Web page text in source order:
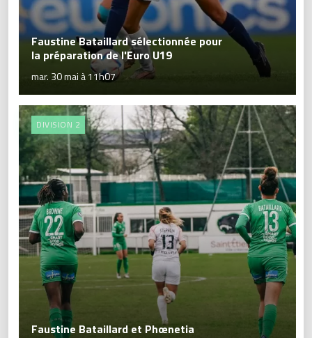
Faustine Bataillard sélectionnée pour
la préparation de l'Euro U19
mar. 30 mai à 11h07
DIVISION 2
Faustine Bataillard et Phœnetia